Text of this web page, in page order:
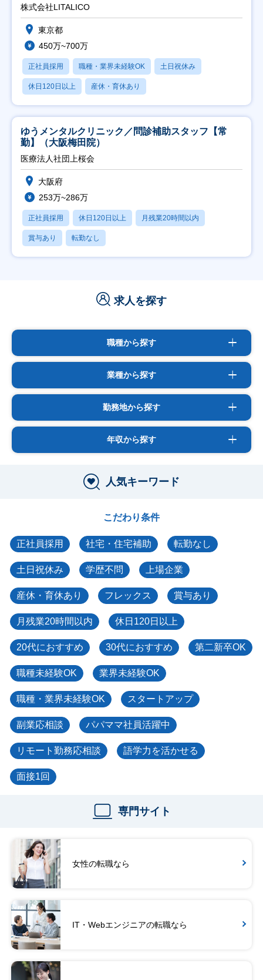
株式会社LITALICO
東京都
450万~700万
正社員採用 職種・業界未経験OK 土日祝休み
休日120日以上 産休・育休あり
ゆうメンタルクリニック／問診補助スタッフ【常
勤】（大阪梅田院）
医療法人社団上桜会
大阪府
253万~286万
正社員採用 休日120日以上 月残業20時間以内
賞与あり 転勤なし
求人を探す
職種から探す
業種から探す
勤務地から探す
年収から探す
人気キーワード
こだわり条件
正社員採用 社宅・住宅補助 転勤なし
土日祝休み 学歴不問 上場企業
産休・育休あり フレックス 賞与あり
月残業20時間以内 休日120日以上
20代におすすめ 30代におすすめ 第二新卒OK
職種未経験OK 業界未経験OK
職種・業界未経験OK スタートアップ
副業応相談 パパママ社員活躍中
リモート勤務応相談 語学力を活かせる
面接1回
専門サイト
女性の転職なら
IT・Webエンジニアの転職なら